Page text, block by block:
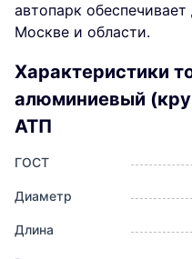
автопарк
Москве и области.
Характеристики
алюминиевый
АТП
ГОСТ
Диаметр
Длина